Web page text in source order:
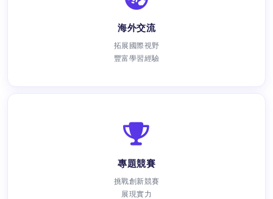
海外交流
拓展國際視野
豐富學習經驗
專題競賽
挑戰創新競賽
展現實力